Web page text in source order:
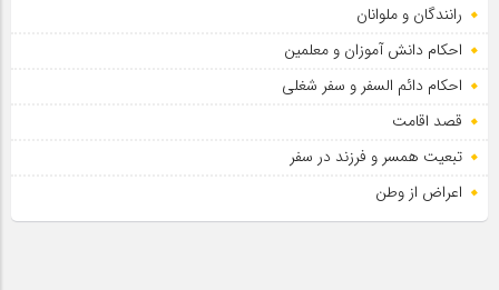
رانندگان و ملوانان
احکام دانش آموزان و معلمین
احکام دائم السفر و سفر شغلی
قصد اقامت
تبعیت همسر و فرزند در سفر
اعراض از وطن